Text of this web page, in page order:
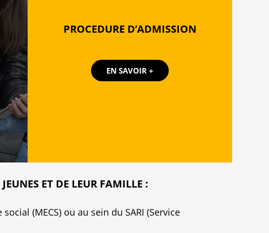
PROCEDURE D’ADMISSION
EN SAVOIR +
ET DE LEUR FAMILLE :
(MECS) ou au sein du SARI (Service